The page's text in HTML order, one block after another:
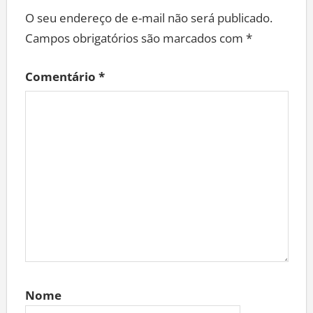
O seu endereço de e-mail não será publicado.
Campos obrigatórios são marcados com *
Comentário *
Nome